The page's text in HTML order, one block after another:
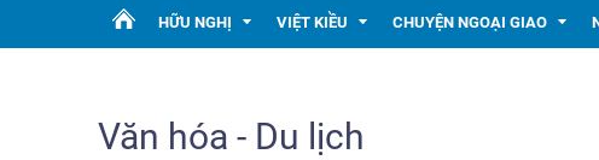
HỮU NGHỊ VIỆT KIỀU CHUYỆN NGOẠI GIAO
Văn hóa - Du lịch